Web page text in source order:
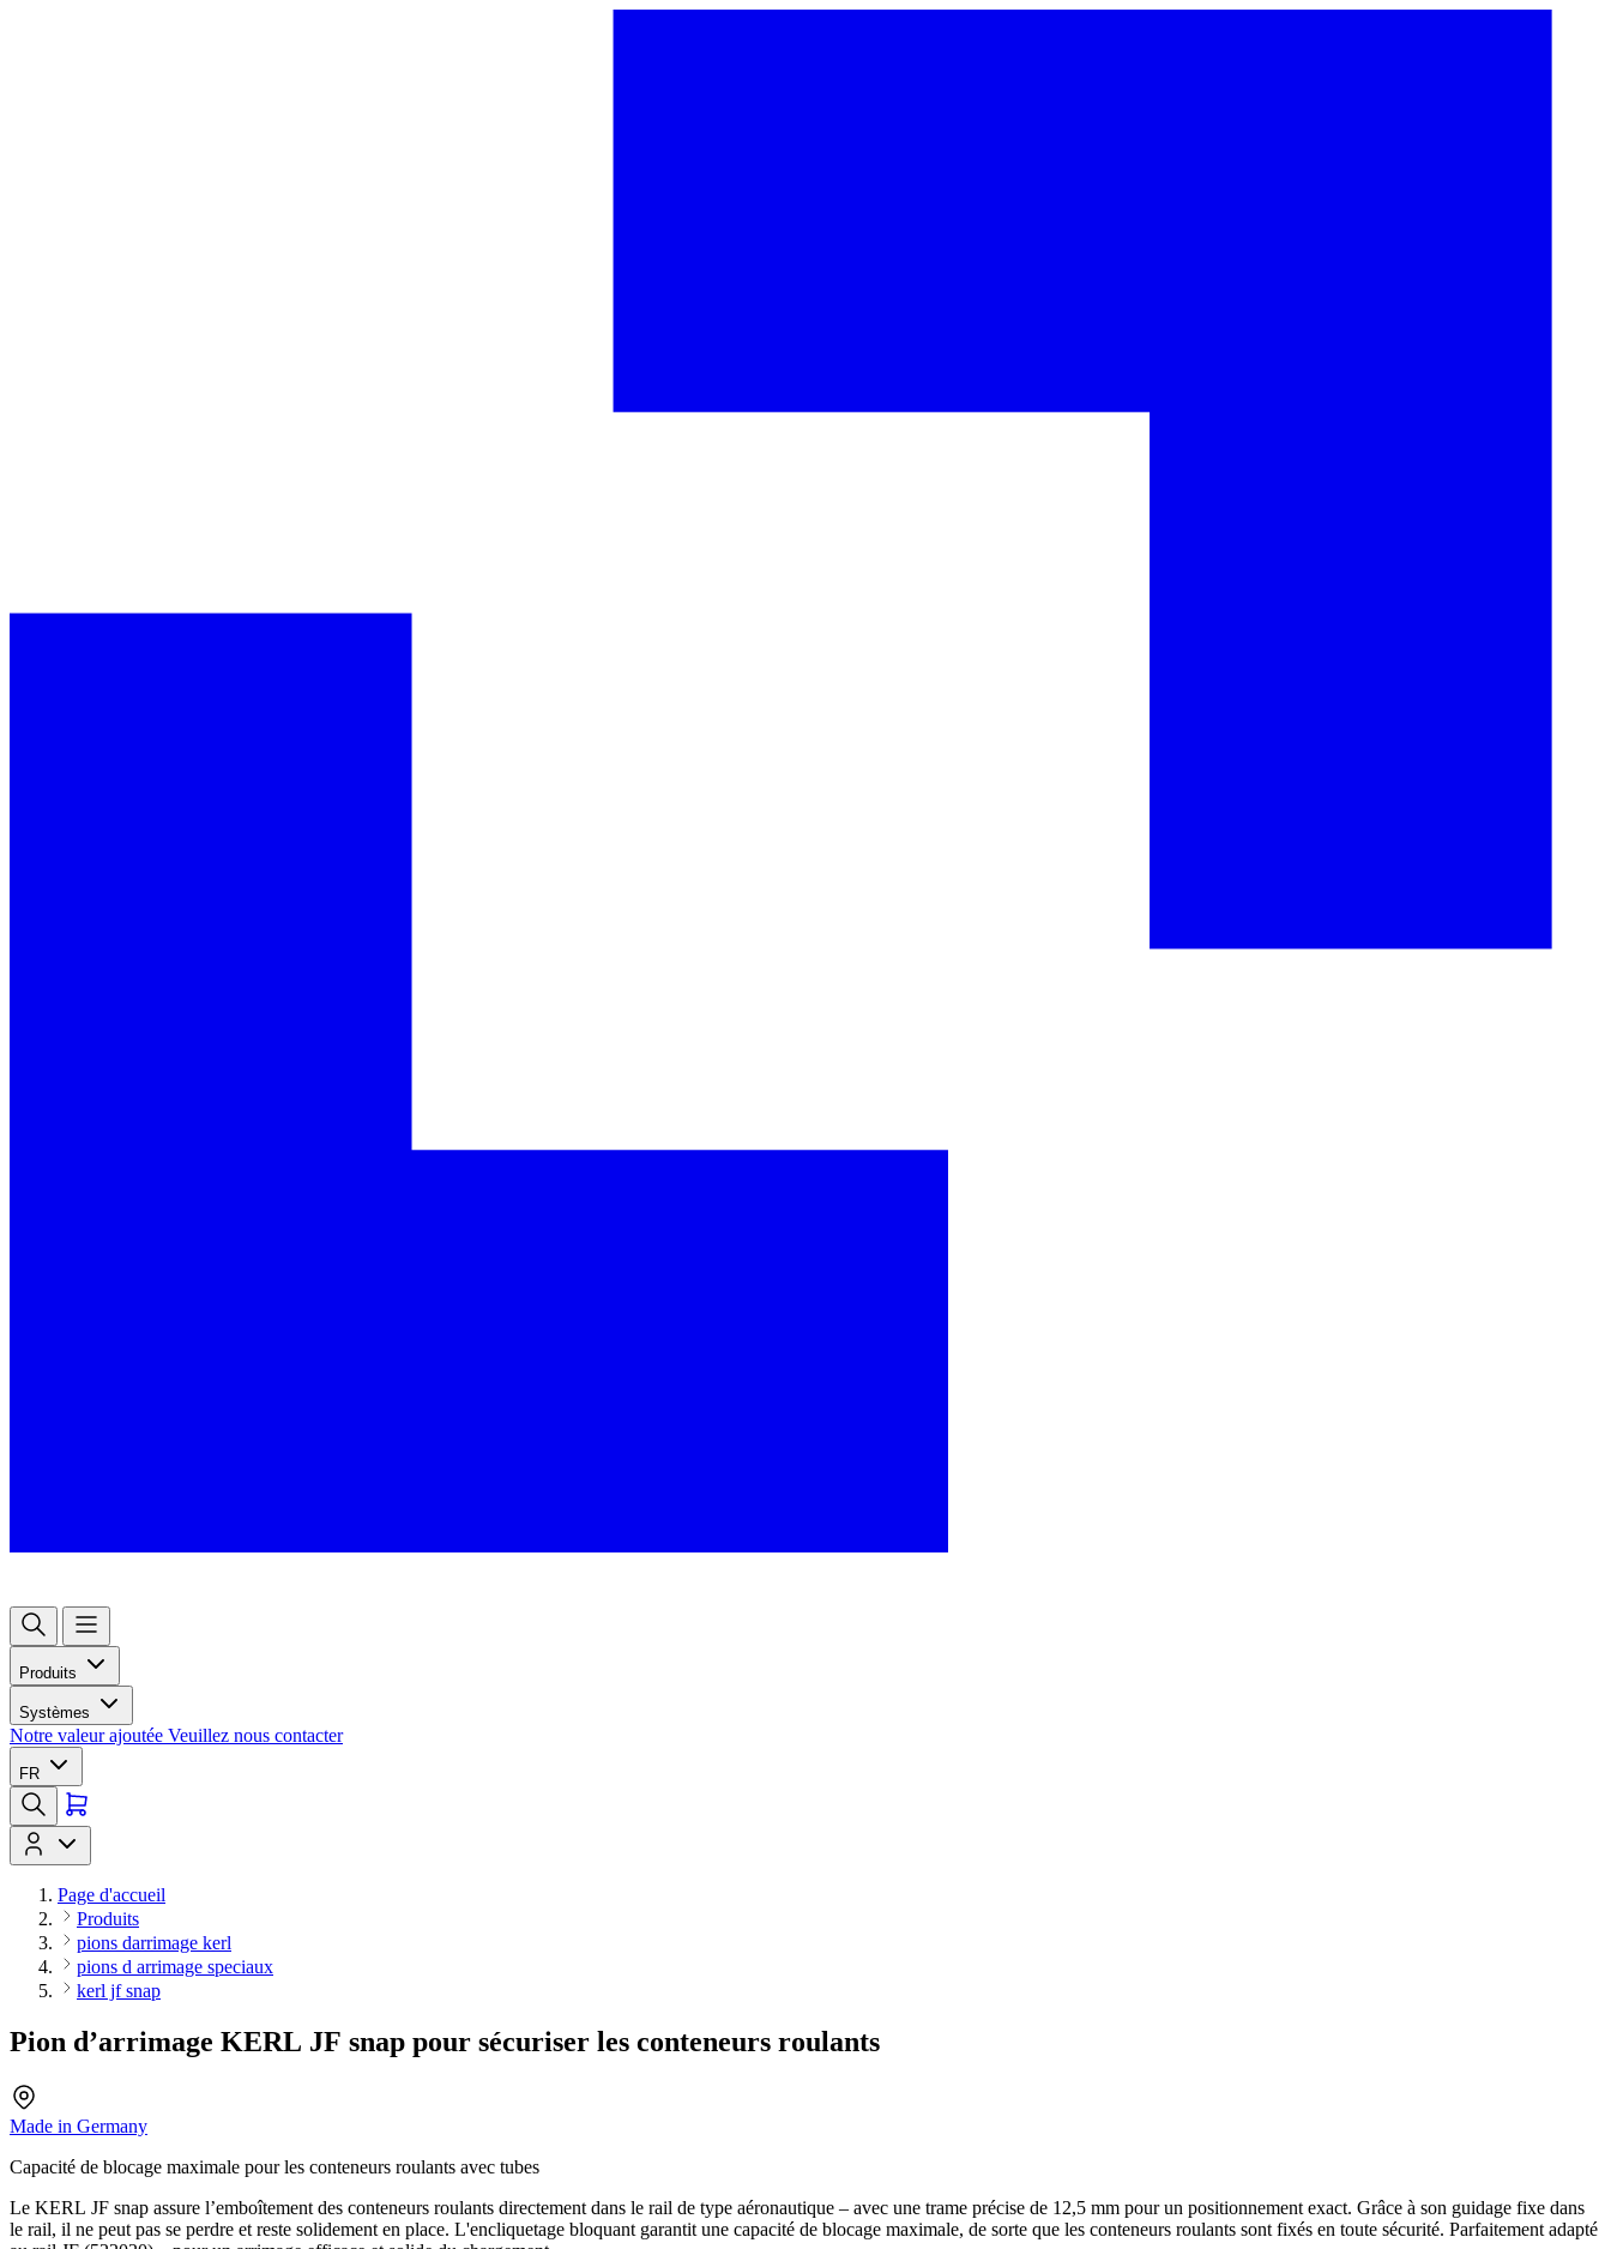
Produits
Systèmes
Notre valeur ajoutée Veuillez nous contacter
FR
Page d'accueil
Produits
pions darrimage kerl
pions d arrimage speciaux
kerl jf snap
Pion d’arrimage KERL JF snap pour sécuriser les conteneurs roulants
Made in Germany
Capacité de blocage maximale pour les conteneurs roulants avec tubes
Le KERL JF snap assure l’emboîtement des conteneurs roulants directement dans le rail de type aéronautique – avec une trame précise de 12,5 mm pour un positionnement exact. Grâce à son guidage fixe dans
le rail, il ne peut pas se perdre et reste solidement en place. L'encliquetage bloquant garantit une capacité de blocage maximale, de sorte que les conteneurs roulants sont fixés en toute sécurité. Parfaitement adapté